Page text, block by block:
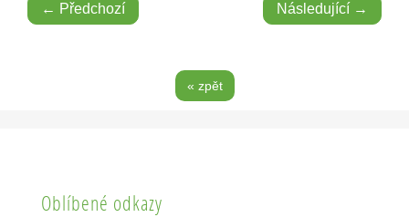
← Předchozí Následující →
« zpět
Oblíbené odkazy